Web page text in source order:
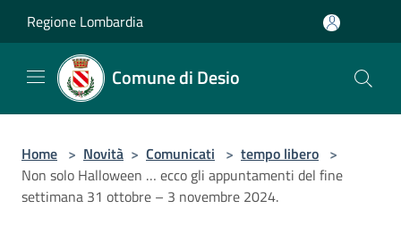
Regione Lombardia
Comune di Desio
Home > Novità > Comunicati > tempo libero >
Non solo Halloween … ecco gli appuntamenti del fine
settimana 31 ottobre – 3 novembre 2024.